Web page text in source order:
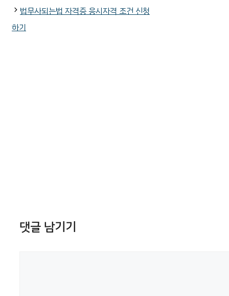
법무사되는법 자격증 응시자격 조건 신청
하기
댓글 남기기